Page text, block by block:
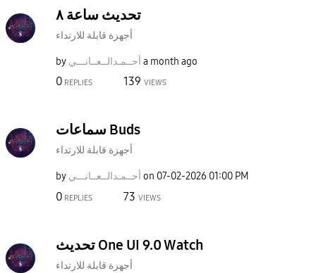
تحديث ساعة ٨
أجهزة قابلة للارتداء
by أحــمـدالــعــانـــي a month ago
0 REPLIES 139 VIEWS
سماعات Buds
أجهزة قابلة للارتداء
by أحــمـدالــعــانـــي on ‎07-02-2026 01:00 PM
0 REPLIES 73 VIEWS
تحديث One UI 9.0 Watch
أجهزة قابلة للارتداء